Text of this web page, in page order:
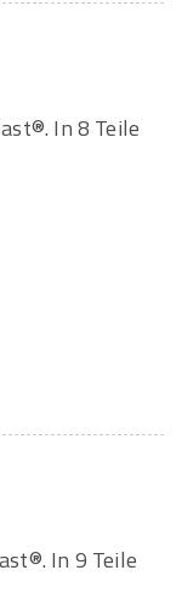
In 8 Teile
In 9 Teile